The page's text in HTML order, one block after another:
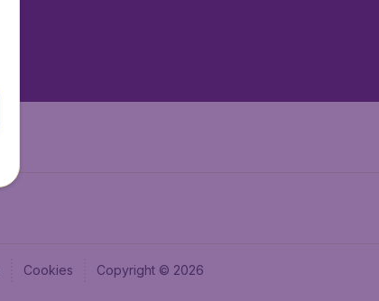
Cookies Copyright © 2026